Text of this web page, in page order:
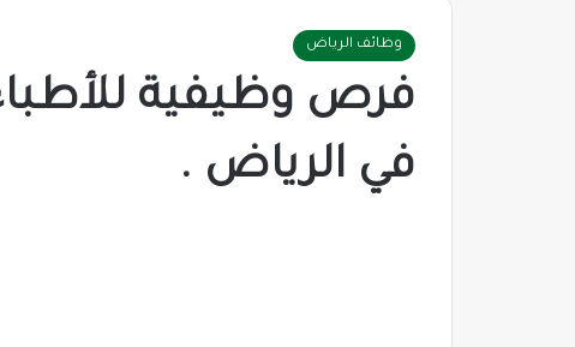
وظائف الرياض
فرص وظيفية
في الرياض .